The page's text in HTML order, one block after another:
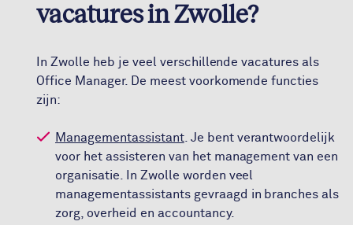
vacatures in Zwolle?
In Zwolle heb je veel verschillende vacatures als
Office Manager. De meest voorkomende functies
zijn:
Managementassistant. Je bent verantwoordelijk
voor het assisteren van het management van een
organisatie. In Zwolle worden veel
managementassistants gevraagd in branches als
zorg, overheid en accountancy.